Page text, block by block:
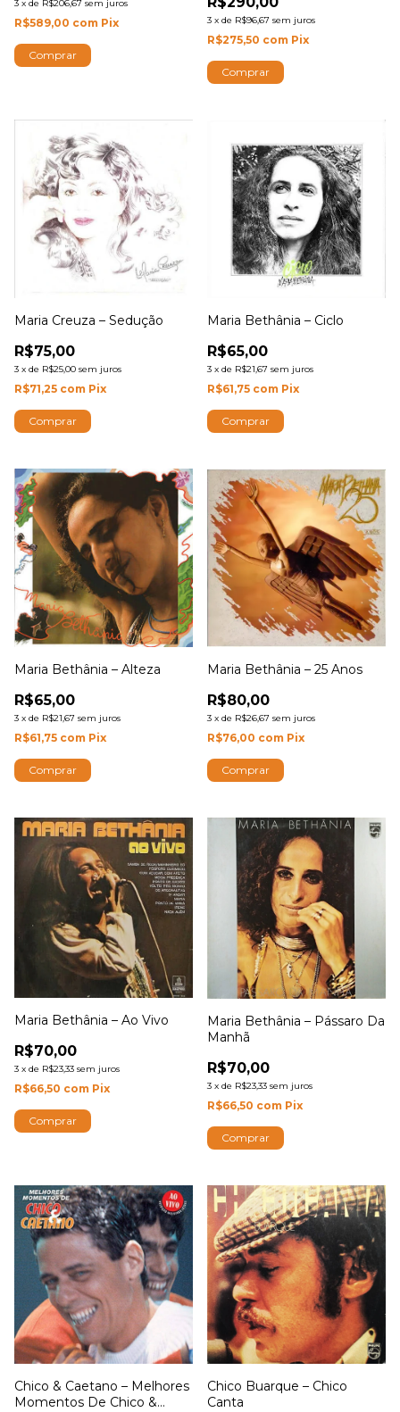
3 x de R$206,67 sem juros
R$589,00 com Pix 3 x de R$96,67 sem juros
R$275,50 com Pix
Maria Creuza – Sedução
R$75,00
3 x de R$25,00 sem juros
R$71,25 com Pix
Maria Bethânia – Ciclo
R$65,00
3 x de R$21,67 sem juros
R$61,75 com Pix
Maria Bethânia – Alteza
R$65,00
3 x de R$21,67 sem juros
R$61,75 com Pix
Maria Bethânia – 25 Anos
R$80,00
3 x de R$26,67 sem juros
R$76,00 com Pix
Maria Bethânia – Ao Vivo
R$70,00
3 x de R$23,33 sem juros
R$66,50 com Pix
Maria Bethânia – Pássaro Da
Manhã
R$70,00
3 x de R$23,33 sem juros
R$66,50 com Pix
Chico & Caetano – Melhores
Momentos De Chico &
Chico Buarque – Chico
Canta